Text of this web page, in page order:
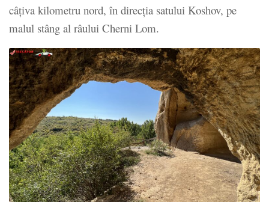
câțiva kilometru nord, în direcția satului Koshov, pe
malul stâng al râului Cherni Lom.